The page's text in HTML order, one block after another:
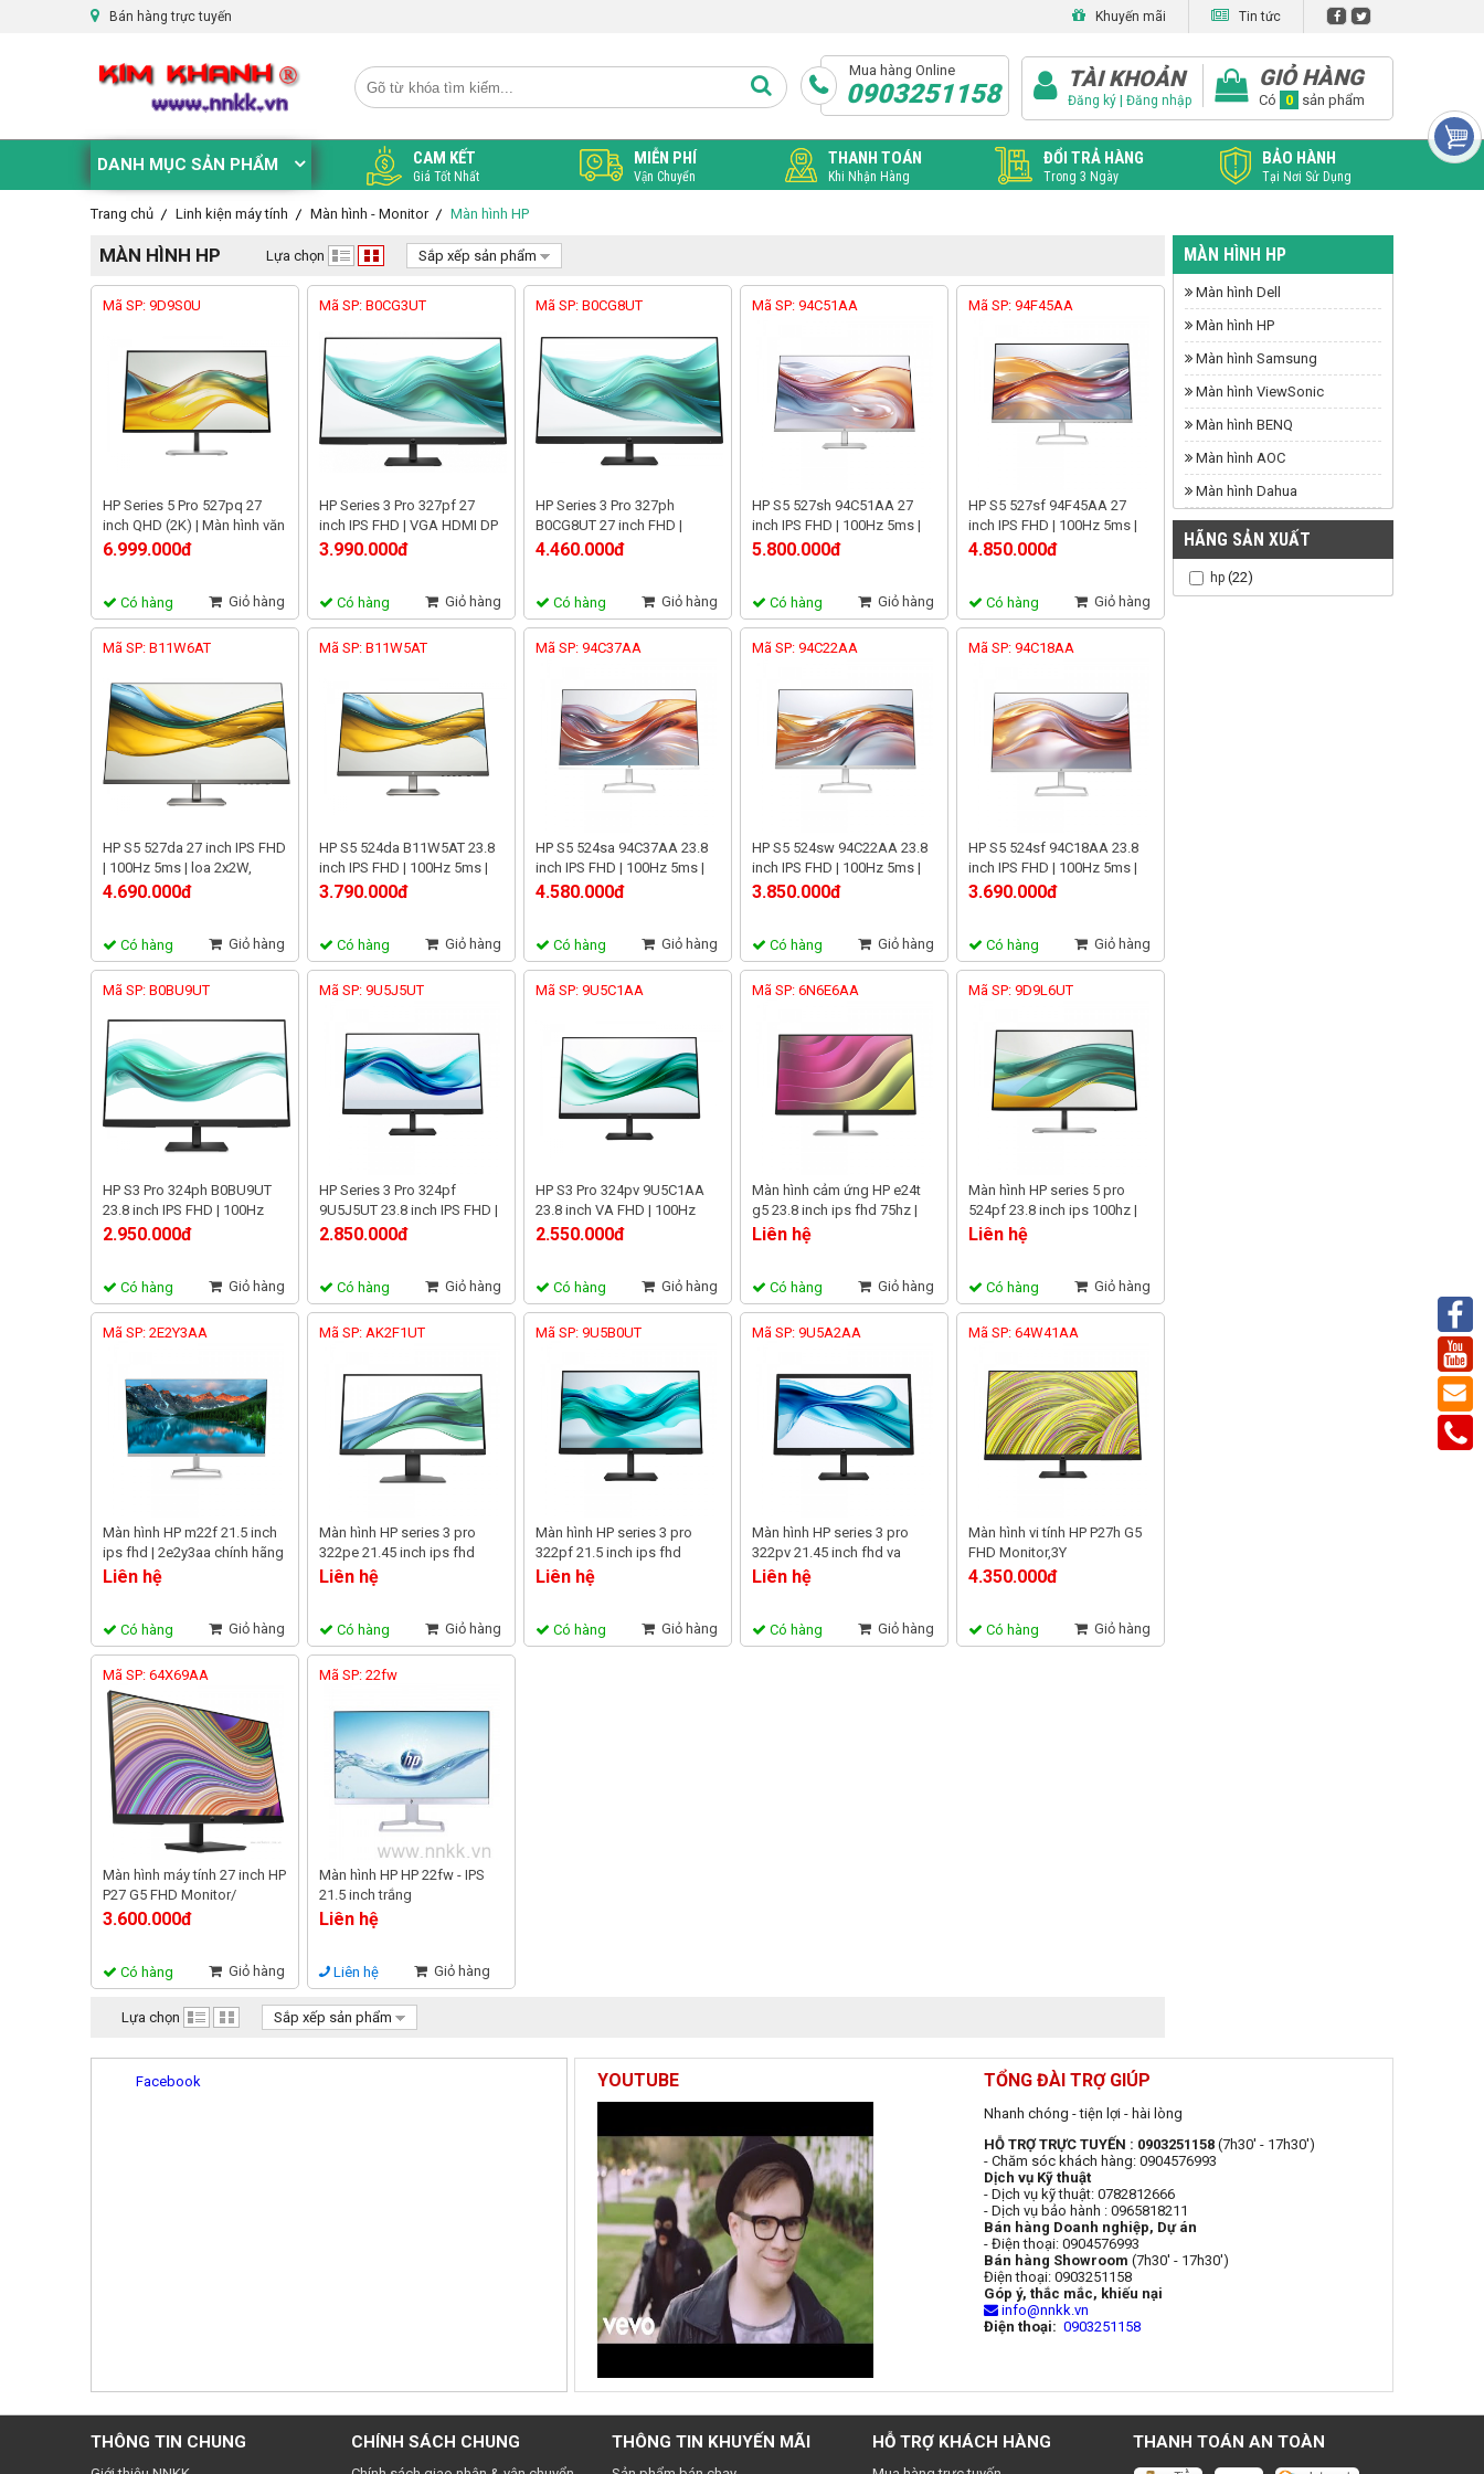
Bán hàng trực tuyến Khuyến mãi Tin tức
Mua hàng Online
0903251158 TÀI KHOẢN
Đăng ký | Đăng nhập
GIỎ HÀNG
Có 0 sản phẩm
DANH MỤC SẢN PHẨM CAM KẾT
Giá Tốt Nhất
MIỄN PHÍ
Vận Chuyển
THANH TOÁN
Khi Nhận Hàng
ĐỔI TRẢ HÀNG
Trong 3 Ngày
BẢO HÀNH
Tại Nơi Sử Dụng
Trang chủ Linh kiện máy tính Màn hình - Monitor Màn hình HP
MÀN HÌNH HP Lựa chọn Sắp xếp sản phẩm
Mã SP: 9D9S0U
HP Series 5 Pro 527pq 27
inch QHD (2K) | Màn hình văn
phòng cao cấp | Bảo hành 3
6.999.000đ
Có hàng Giỏ hàng
Mã SP: B0CG3UT
HP Series 3 Pro 327pf 27
inch IPS FHD | VGA HDMI DP
| Màn hình văn phòng chuyên
3.990.000đ
Có hàng Giỏ hàng
Mã SP: B0CG8UT
HP Series 3 Pro 327ph
B0CG8UT 27 inch FHD |
100Hz 5ms | Màn hình văn
4.460.000đ
Có hàng Giỏ hàng
Mã SP: 94C51AA
HP S5 527sh 94C51AA 27
inch IPS FHD | 100Hz 5ms |
99% sRGB | Viền mỏng hiện
5.800.000đ
Có hàng Giỏ hàng
Mã SP: 94F45AA
HP S5 527sf 94F45AA 27
inch IPS FHD | 100Hz 5ms |
99% sRGB | Đen sang trọng
4.850.000đ
Có hàng Giỏ hàng
Mã SP: B11W6AT
HP S5 527da 27 inch IPS FHD
| 100Hz 5ms | loa 2x2W,
HDMI VGA
4.690.000đ
Có hàng Giỏ hàng
Mã SP: B11W5AT
HP S5 524da B11W5AT 23.8
inch IPS FHD | 100Hz 5ms |
góc nhìn rộng 178°
3.790.000đ
Có hàng Giỏ hàng
Mã SP: 94C37AA
HP S5 524sa 94C37AA 23.8
inch IPS FHD | 100Hz 5ms |
99% sRGB, loa 2x2W, trắng
4.580.000đ
Có hàng Giỏ hàng
Mã SP: 94C22AA
HP S5 524sw 94C22AA 23.8
inch IPS FHD | 100Hz 5ms |
99% sRGB, trắng, sáng 300
3.850.000đ
Có hàng Giỏ hàng
Mã SP: 94C18AA
HP S5 524sf 94C18AA 23.8
inch IPS FHD | 100Hz 5ms |
99% sRGB, sáng 300 nit
3.690.000đ
Có hàng Giỏ hàng
Mã SP: B0BU9UT
HP S3 Pro 324ph B0BU9UT
23.8 inch IPS FHD | 100Hz
5ms | có loa, DP HDMI VGA
2.950.000đ
Có hàng Giỏ hàng
Mã SP: 9U5J5UT
HP Series 3 Pro 324pf
9U5J5UT 23.8 inch IPS FHD |
100Hz 5ms | IPS chuẩn màu,
2.850.000đ
Có hàng Giỏ hàng
Mã SP: 9U5C1AA
HP S3 Pro 324pv 9U5C1AA
23.8 inch VA FHD | 100Hz
5ms | viền mỏng, bảo vệ mắt
2.550.000đ
Có hàng Giỏ hàng
Mã SP: 6N6E6AA
Màn hình cảm ứng HP e24t
g5 23.8 inch ips fhd 75hz |
6n6e6aa chính hãng
Liên hệ
Có hàng Giỏ hàng
Mã SP: 9D9L6UT
Màn hình HP series 5 pro
524pf 23.8 inch ips 100hz |
9d9l6ut chính hãng
Liên hệ
Có hàng Giỏ hàng
Mã SP: 2E2Y3AA
Màn hình HP m22f 21.5 inch
ips fhd | 2e2y3aa chính hãng
Liên hệ
Có hàng Giỏ hàng
Mã SP: AK2F1UT
Màn hình HP series 3 pro
322pe 21.45 inch ips fhd
100hz | ak2f1ut chính hãng
Liên hệ
Có hàng Giỏ hàng
Mã SP: 9U5B0UT
Màn hình HP series 3 pro
322pf 21.5 inch ips fhd
100hz | 9u5b0ut chính hãng
Liên hệ
Có hàng Giỏ hàng
Mã SP: 9U5A2AA
Màn hình HP series 3 pro
322pv 21.45 inch fhd va
100hz | 9u5a2aa chính hãng
Liên hệ
Có hàng Giỏ hàng
Mã SP: 64W41AA
Màn hình vi tính HP P27h G5
FHD Monitor,3Y
WTY_64W41AA
4.350.000đ
Có hàng Giỏ hàng
Mã SP: 64X69AA
Màn hình máy tính 27 inch HP
P27 G5 FHD Monitor/
3Y_64X69AA
3.600.000đ
Có hàng Giỏ hàng
Mã SP: 22fw
Màn hình HP HP 22fw - IPS
21.5 inch trắng
Liên hệ
Liên hệ Giỏ hàng
Lựa chọn Sắp xếp sản phẩm
MÀN HÌNH HP
Màn hình Dell
Màn hình HP
Màn hình Samsung
Màn hình ViewSonic
Màn hình BENQ
Màn hình AOC
Màn hình Dahua
HÃNG SẢN XUẤT
hp (22)
Facebook YOUTUBE TỔNG ĐÀI TRỢ GIÚP
Nhanh chóng - tiện lợi - hài lòng
HỖ TRỢ TRỰC TUYẾN : 0903251158 (7h30' - 17h30')
- Chăm sóc khách hàng: 0904576993
Dịch vụ Kỹ thuật
- Dịch vụ kỹ thuật: 0782812666
- Dịch vụ bảo hành : 0965818211
Bán hàng Doanh nghiệp, Dự án
- Điện thoại: 0904576993
Bán hàng Showroom (7h30' - 17h30')
Điện thoại: 0903251158
Góp ý, thắc mắc, khiếu nại
info@nnkk.vn
Điện thoại: 0903251158
THÔNG TIN CHUNG CHÍNH SÁCH CHUNG THÔNG TIN KHUYẾN MÃI HỖ TRỢ KHÁCH HÀNG THANH TOÁN AN TOÀN